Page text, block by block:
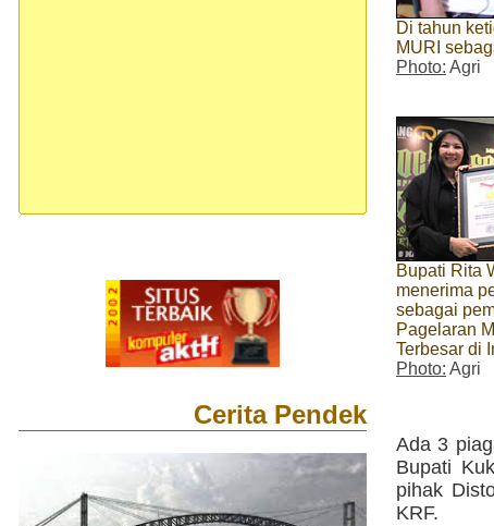
Cerita Pendek
Di tahun
MURI
Photo: Agri
Bupati Rita
menerima
sebagai
Pagelaran
Terbesar di
Photo: Agri
Ada 3
Bupati
pihak
KRF.